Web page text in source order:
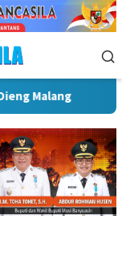
Lepas Peserta